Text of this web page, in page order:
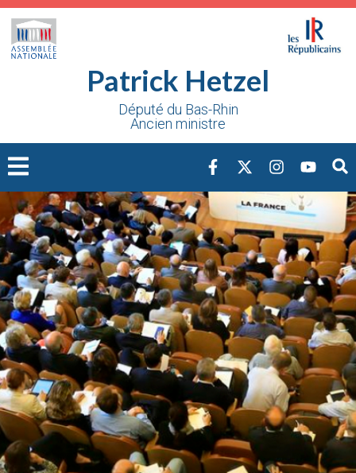
Patrick Hetzel
Député du Bas-Rhin
Ancien ministre
Cookies management panel